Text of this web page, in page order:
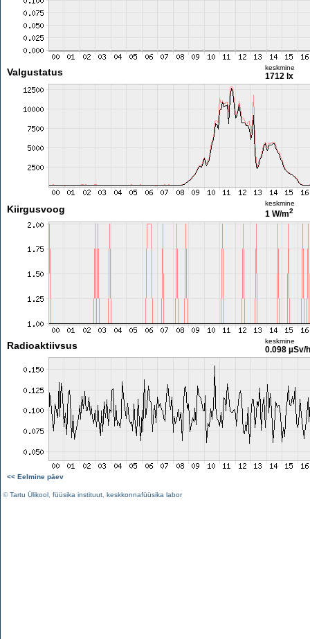
Valgustatus keskmine
1712 lx
Kiirgusvoog
keskmine
1 W/m2
Radioaktiivsus keskmine
0.098 µSv/h
<< Eelmine päev
©Tartu Ülikool füüsika instituut keskkonnafüüsika labor